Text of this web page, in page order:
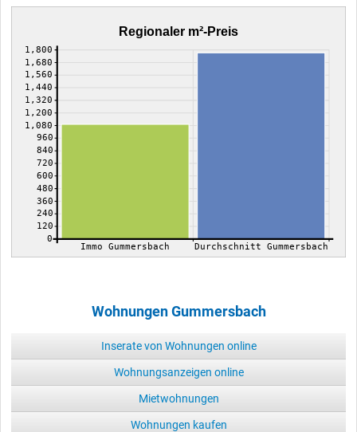
Regionaler m²-Preis
0
120
240
360
480
600
720
840
960
1,080
1,200
1,320
1,440
1,560
1,680
1,800
Immo Gummersbach Durchschnitt Gummersbach
Wohnungen Gummersbach
Inserate von Wohnungen online
Wohnungsanzeigen online
Mietwohnungen
Wohnungen kaufen